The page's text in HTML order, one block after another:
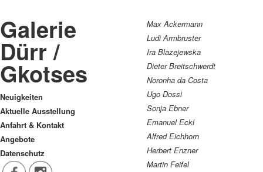
Galerie
Dürr /
Gkotses
Neuigkeiten
Aktuelle Ausstellung
Anfahrt & Kontakt
Angebote
Datenschutz
Max Ackermann
Ludi Armbruster
Ira Blazejewska
Dieter Breitschwerdt
Noronha da Costa
Ugo Dossi
Sonja Ebner
Emanuel Eckl
Alfred Eichhorn
Herbert Enzner
Martin Feifel